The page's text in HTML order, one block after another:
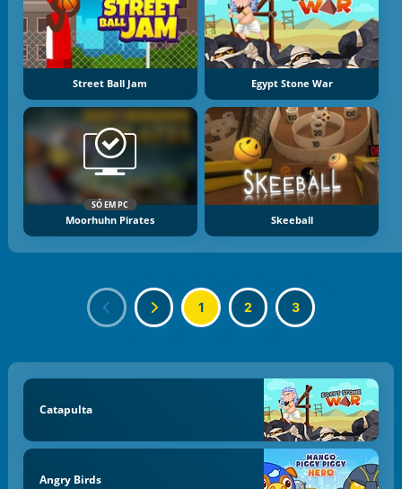
Street Ball Jam Egypt Stone War
SÓ EM PC
Moorhuhn Pirates Skeeball
1 2 3
Catapulta
Angry Birds